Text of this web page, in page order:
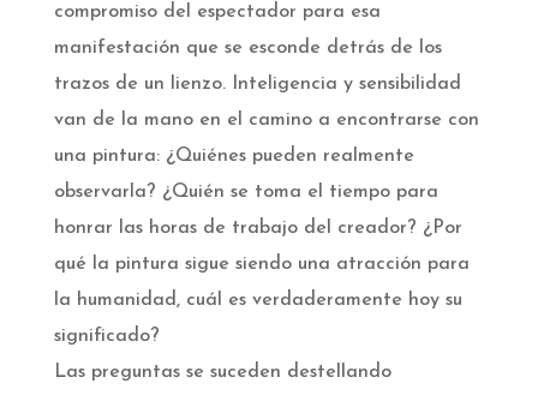
compromiso del espectador para esa
manifestación que se esconde detrás de los
trazos de un lienzo. Inteligencia y sensibilidad
van de la mano en el camino a encontrarse con
una pintura: ¿Quiénes pueden realmente
observarla? ¿Quién se toma el tiempo para
honrar las horas de trabajo del creador? ¿Por
qué la pintura sigue siendo una atracción para
la humanidad, cuál es verdaderamente hoy su
significado?
Las preguntas se suceden destellando